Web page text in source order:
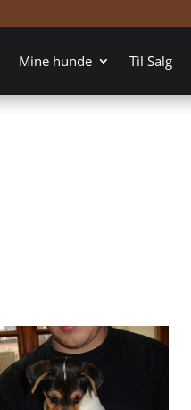
Mine hunde Til Salg